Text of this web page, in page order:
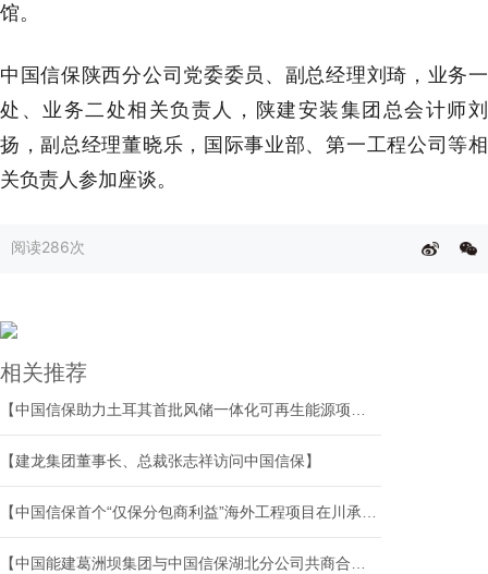
馆。
中国信保陕西分公司党委委员、副总经理刘琦，业务一
处、业务二处相关负责人，陕建安装集团总会计师刘
扬，副总经理董晓乐，国际事业部、第一工程公司等相
关负责人参加座谈。
阅读286次
相关推荐
【中国信保助力土耳其首批风储一体化可再生能源项目融资落地】
【建龙集团董事长、总裁张志祥访问中国信保】
【中国信保首个“仅保分包商利益”海外工程项目在川承保落地】
【中国能建葛洲坝集团与中国信保湖北分公司共商合作】